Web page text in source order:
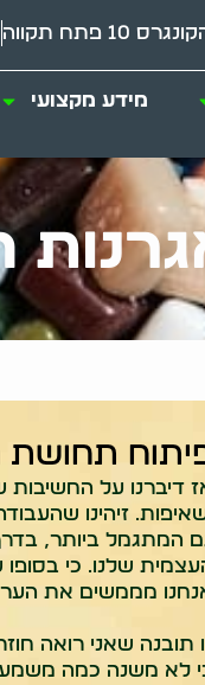
10 פתח תקווה
מידע מקצועי
תחושת
דיברנו על
זיהינו
המתגמל ביותר,
שלנו. כי
מממשים את
תובנה שאני רואה
לא משנה כמה